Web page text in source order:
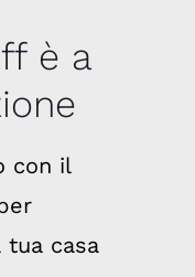
è a
con il
tua casa